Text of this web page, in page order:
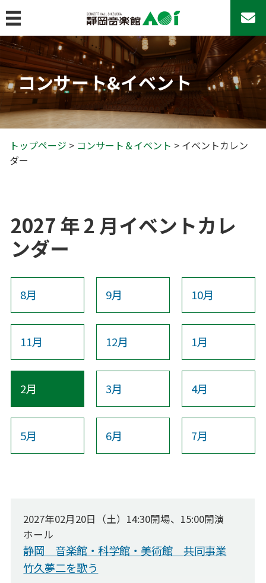
MENU
トップページ
コンサート&イベント
コンサート＆イベント
コンサートシリーズ
アマチュア・アンサンブルの日♪
その他のコンサート
チケットお取扱い
座席表
よくあるご質問
22歳以下チケットについて
教育プログラム
教育プログラム
子どものための音楽ひろば
ピアニストのためのアンサンブル講座（ピアノ伴奏法講座）
その他の事業
静岡市生涯学習センター等との連携事業
静岡・音楽館×科学館×美術館 共同事業
チケットでスマイル
コンサート&イベント
トップページ > コンサート＆イベント > イベントカレン
ダー
2027 年 2 月イベントカレ
ンダー
8月 9月 10月
11月 12月 1月
2月 3月 4月
5月 6月 7月
2027年02月20日（土）14:30開場、15:00開演
ホール
静岡 音楽館・科学館・美術館 共同事業
竹久夢二を歌う